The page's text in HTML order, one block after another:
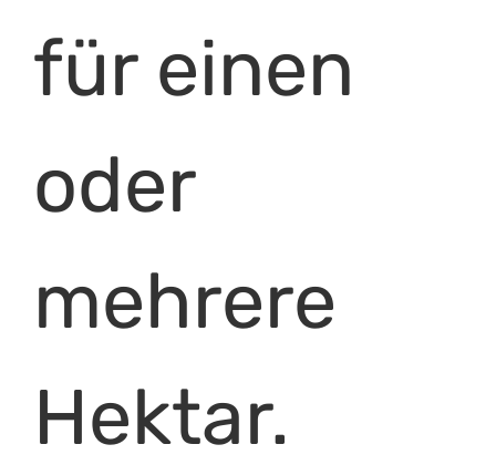
für einen
oder
mehrere
Hektar.